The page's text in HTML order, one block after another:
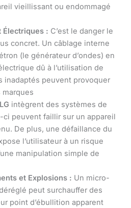
vieillissant ou endommagé
Électriques : C’est le danger le
concret. Un câblage interne
(le générateur d’ondes) en
dû à l’utilisation de
inadaptés peuvent provoquer
marques
LG intègrent des systèmes de
peuvent faillir sur un appareil
De plus, une défaillance du
l’utilisateur à un risque
manipulation simple de
et Explosions : Un micro-
peut surchauffer des
point d’ébullition apparent